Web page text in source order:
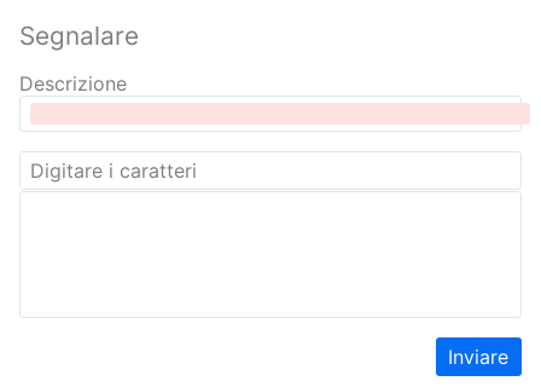
Segnalare
Descrizione
Inviare